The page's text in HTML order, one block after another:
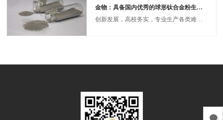
金物：具备国内优秀的球形钛合金粉生产线